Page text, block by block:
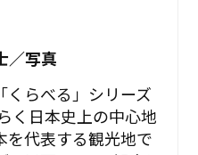
／写真
くらべる」シリーズ
く日本史上の中心地
を代表する観光地で